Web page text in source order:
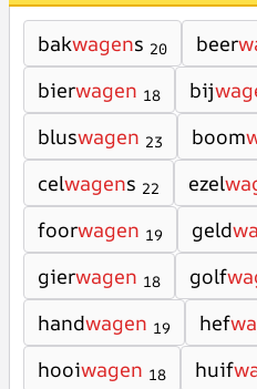
bakwagens 20 beer
bierwagen 18 bij
bluswagen 23 boom
celwagens 22 ezel
foorwagen 19 geld
gierwagen 18 golf
handwagen 19 hef
hooiwagen 18 huif